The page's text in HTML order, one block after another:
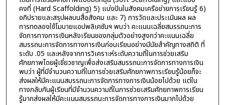
คงที่ (Hard Scaffolding) 5) แบ่งปันในสังคมเครือข่ายการเรียนรู้ 6)
อภิปรายและสรุปผลบนสื่อสังคม และ 7) การวัดและประเมินผล ผล
การทดลองใช้โมบายแอปพลิเคชันฯ พบว่า คะแนนเฉลี่ยสมรรถนะการ
จัดการทางการเงินหลังเรียนของกลุ่มตัวอย่างสูงกว่าคะแนนเฉลี่ย
สมรรถนะการจัดการทางการเงินก่อนเรียนอย่างมีนัยสำคัญทางสถิติ ที่
ระดับ .05 และหลังจากการวิเคราะห์ระดับความถี่ในการช่วยเสริม
ศักยภาพโดยผู้เชี่ยวชาญเพื่อส่งเสริมสมรรถนะการจัดการทางการเงิน
พบว่า ผู้ที่มีจำนวนความถี่ในการช่วยเสริมศักยภาพการเรียนรู้น้อยก็จะ
ส่งผลให้มีคะแนนสมรรถนะการจัดการทางการเงินน้อยไปด้วย แต่ใน
ทางกลับกันผู้เรียนที่มีจำนวนความถี่ในการช่วยเสริมศักยภาพการเรียน
รู้มากส่งผลให้มีคะแนนสมรรถนะการจัดการทางการเงินมากไปด้วย